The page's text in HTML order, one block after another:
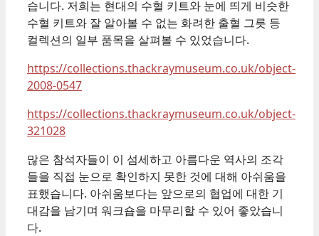
습니다. 저희는 현대의 수혈 키트와 눈에 띄게 비슷한
수혈 키트와 잘 알아볼 수 없는 화려한 출혈 그릇 등
컬렉션의 일부 품목을 살펴볼 수 있었습니다.
https://collections.thackraymuseum.co.uk/object-
2008-0547
https://collections.thackraymuseum.co.uk/object-
321028
많은 참석자들이 이 섬세하고 아름다운 역사의 조각
들을 직접 눈으로 확인하지 못한 것에 대해 아쉬움을
표했습니다. 아쉬움보다는 앞으로의 협업에 대한 기
대감을 남기며 워크숍을 마무리할 수 있어 좋았습니
다.